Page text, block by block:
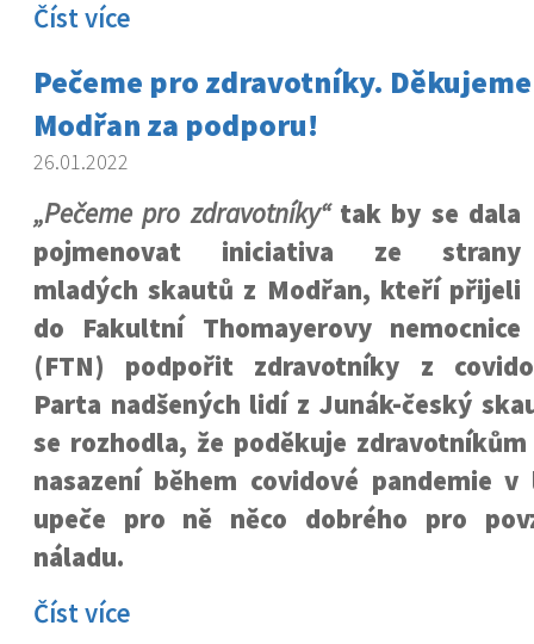
Číst více
Pečeme pro zdravotníky.
Modřan za podporu!
26.01.2022
„Pečeme pro zdravotníky“tak by se dala
pojmenovat iniciativa ze strany
mladých skautů z Modřan, kteří přijeli
do Fakultní Thomayerovy nemocnice
(FTN) podpořit zdravotníky z
Parta nadšených lidí z Junák-český
se rozhodla, že poděkuje
nasazení během covidové pandemie
upeče pro ně něco dobrého pro
náladu.
Číst více